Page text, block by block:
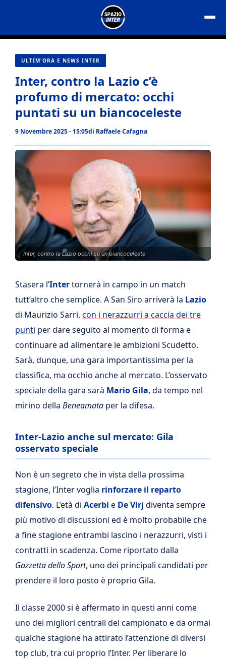
contenuto
ULTIM'ORA E NEWS INTER
Inter, contro la Lazio c’è
profumo di mercato: occhi
puntati su un biancoceleste
9 Novembre 2025 - 15:05di Raffaele Cafagna
Inter, contro la Lazio occhi su un biancoceleste
Stasera l’Intertornerà in campo in un match
tutt’altro che semplice. A San Siro arriverà la Lazio
di Maurizio Sarri, con i nerazzurri a caccia dei tre
punti per dare seguito al momento di forma e
continuare ad alimentare le ambizioni Scudetto.
Sarà, dunque, una gara importantissima per la
classifica, ma occhio anche al mercato. L’osservato
speciale della gara sarà Mario Gila, da tempo nel
mirino della Beneamata per la difesa.
Inter-Lazio anche sul mercato: Gila
osservato speciale
Non è un segreto che in vista della prossima
stagione, l’Inter voglia rinforzare il reparto
difensivo. L’età di Acerbi e De Virj diventa sempre
più motivo di discussioni ed è molto probabile che
a fine stagione entrambi lascino i nerazzurri, visti i
contratti in scadenza. Come riportato dalla
Gazzetta dello Sport, uno dei principali candidati per
prendere il loro posto è proprio Gila.
Il classe 2000 si è affermato in questi anni come
uno dei migliori centrali del campionato e da ormai
qualche stagione ha attirato l’attenzione di diversi
top club, tra cui proprio l’Inter. Per liberare lo